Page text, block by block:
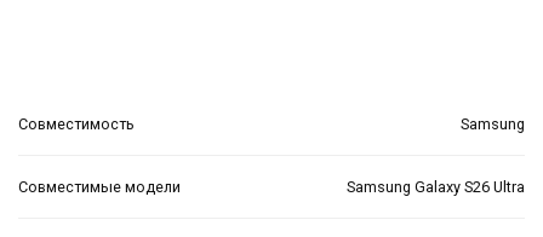
Совместимость Samsung
Совместимые модели Samsung Galaxy S26 Ultra